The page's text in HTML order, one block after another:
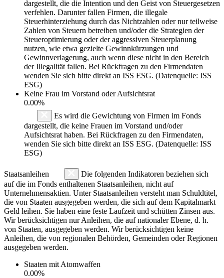
dargestellt, die die Intention und den Geist von Steuergesetzen
verfehlen. Darunter fallen Firmen, die illegale
Steuerhinterziehung durch das Nichtzahlen oder nur teilweise
Zahlen von Steuern betreiben und/oder die Strategien der
Steueroptimierung oder der aggressiven Steuerplanung
nutzen, wie etwa gezielte Gewinnkürzungen und
Gewinnverlagerung, auch wenn diese nicht in den Bereich
der Illegalität fallen. Bei Rückfragen zu den Firmendaten
wenden Sie sich bitte direkt an ISS ESG. (Datenquelle: ISS
ESG)
Keine Frau im Vorstand oder Aufsichtsrat
0.00%
Es wird die Gewichtung von Firmen im Fonds
dargestellt, die keine Frauen im Vorstand und/oder
Aufsichtsrat haben. Bei Rückfragen zu den Firmendaten,
wenden Sie sich bitte direkt an ISS ESG. (Datenquelle: ISS
ESG)
Staatsanleihen
Die folgenden Indikatoren beziehen sich
auf die im Fonds enthaltenen Staatsanleihen, nicht auf
Unternehmensaktien. Unter Staatsanleihen versteht man Schuldtitel,
die von Staaten ausgegeben werden, die sich auf dem Kapitalmarkt
Geld leihen. Sie haben eine feste Laufzeit und schütten Zinsen aus.
Wir berücksichtigen nur Anleihen, die auf nationaler Ebene, d. h.
von Staaten, ausgegeben werden. Wir berücksichtigen keine
Anleihen, die von regionalen Behörden, Gemeinden oder Regionen
ausgegeben werden.
Staaten mit Atomwaffen
0.00%